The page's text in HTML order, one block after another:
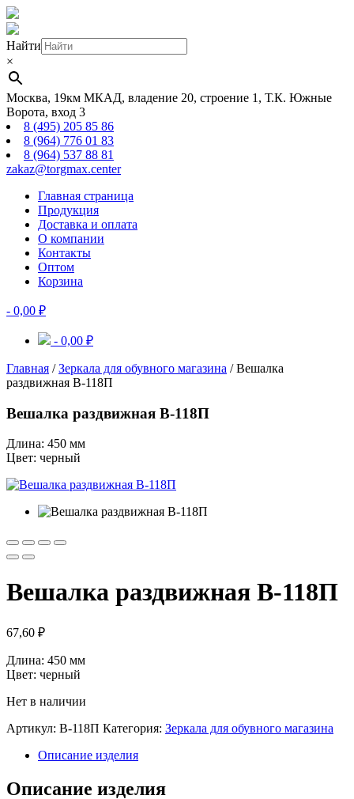
Найти
×
Москва, 19км МКАД, владение 20, строение 1, Т.К. Южные
Ворота, вход 3
8 (495) 205 85 86
8 (964) 776 01 83
8 (964) 537 88 81
zakaz@torgmax.center
Главная страница
Продукция
Доставка и оплата
О компании
Контакты
Оптом
Корзина
- 0,00 ₽
- 0,00 ₽
Главная /Зеркала для обувного магазина / Вешалка
раздвижная В-118П
Вешалка раздвижная В-118П
Длина: 450 мм
Цвет: черный
Вешалка раздвижная В-118П
67,60 ₽
Длина: 450 мм
Цвет: черный
Нет в наличии
Артикул: В-118П Категория: Зеркала для обувного магазина
Описание изделия
Описание изделия